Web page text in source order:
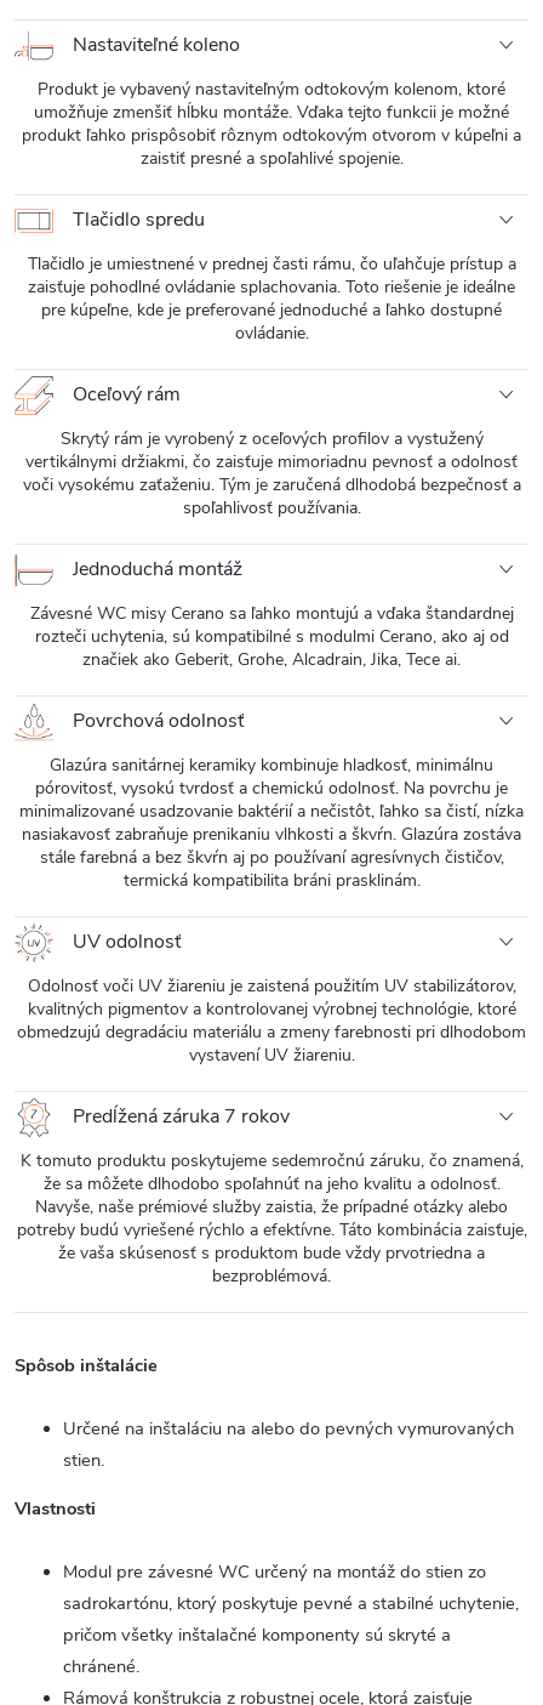
Nastaviteľné koleno
Produkt je vybavený nastaviteľným odtokovým kolenom, ktoré
umožňuje zmenšiť hĺbku montáže. Vďaka tejto funkcii je možné
produkt ľahko prispôsobiť rôznym odtokovým otvorom v kúpeľni a
zaistiť presné a spoľahlivé spojenie.
Tlačidlo spredu
Tlačidlo je umiestnené v prednej časti rámu, čo uľahčuje prístup a
zaisťuje pohodlné ovládanie splachovania. Toto riešenie je ideálne
pre kúpeľne, kde je preferované jednoduché a ľahko dostupné
ovládanie.
Oceľový rám
Skrytý rám je vyrobený z oceľových profilov a vystužený
vertikálnymi držiakmi, čo zaisťuje mimoriadnu pevnosť a odolnosť
voči vysokému zaťaženiu. Tým je zaručená dlhodobá bezpečnosť a
spoľahlivosť používania.
Jednoduchá montáž
Závesné WC misy Cerano sa ľahko montujú a vďaka štandardnej
rozteči uchytenia, sú kompatibilné s modulmi Cerano, ako aj od
značiek ako Geberit, Grohe, Alcadrain, Jika, Tece ai.
Povrchová odolnosť
Glazúra sanitárnej keramiky kombinuje hladkosť, minimálnu
pórovitosť, vysokú tvrdosť a chemickú odolnosť. Na povrchu je
minimalizované usadzovanie baktérií a nečistôt, ľahko sa čistí, nízka
nasiakavosť zabraňuje prenikaniu vlhkosti a škvŕn. Glazúra zostáva
stále farebná a bez škvŕn aj po používaní agresívnych čističov,
termická kompatibilita bráni prasklinám.
UV odolnosť
Odolnosť voči UV žiareniu je zaistená použitím UV stabilizátorov,
kvalitných pigmentov a kontrolovanej výrobnej technológie, ktoré
obmedzujú degradáciu materiálu a zmeny farebnosti pri dlhodobom
vystavení UV žiareniu.
Predĺžená záruka 7 rokov
K tomuto produktu poskytujeme sedemročnú záruku, čo znamená,
že sa môžete dlhodobo spoľahnúť na jeho kvalitu a odolnosť.
Navyše, naše prémiové služby zaistia, že prípadné otázky alebo
potreby budú vyriešené rýchlo a efektívne. Táto kombinácia zaisťuje,
že vaša skúsenosť s produktom bude vždy prvotriedna a
bezproblémová.
Spôsob inštalácie
Určené na inštaláciu na alebo do pevných vymurovaných
stien.
Vlastnosti
Modul pre závesné WC určený na montáž do stien zo
sadrokartónu, ktorý poskytuje pevné a stabilné uchytenie,
pričom všetky inštalačné komponenty sú skryté a
chránené.
Rámová konštrukcia z robustnej ocele, ktorá zaisťuje